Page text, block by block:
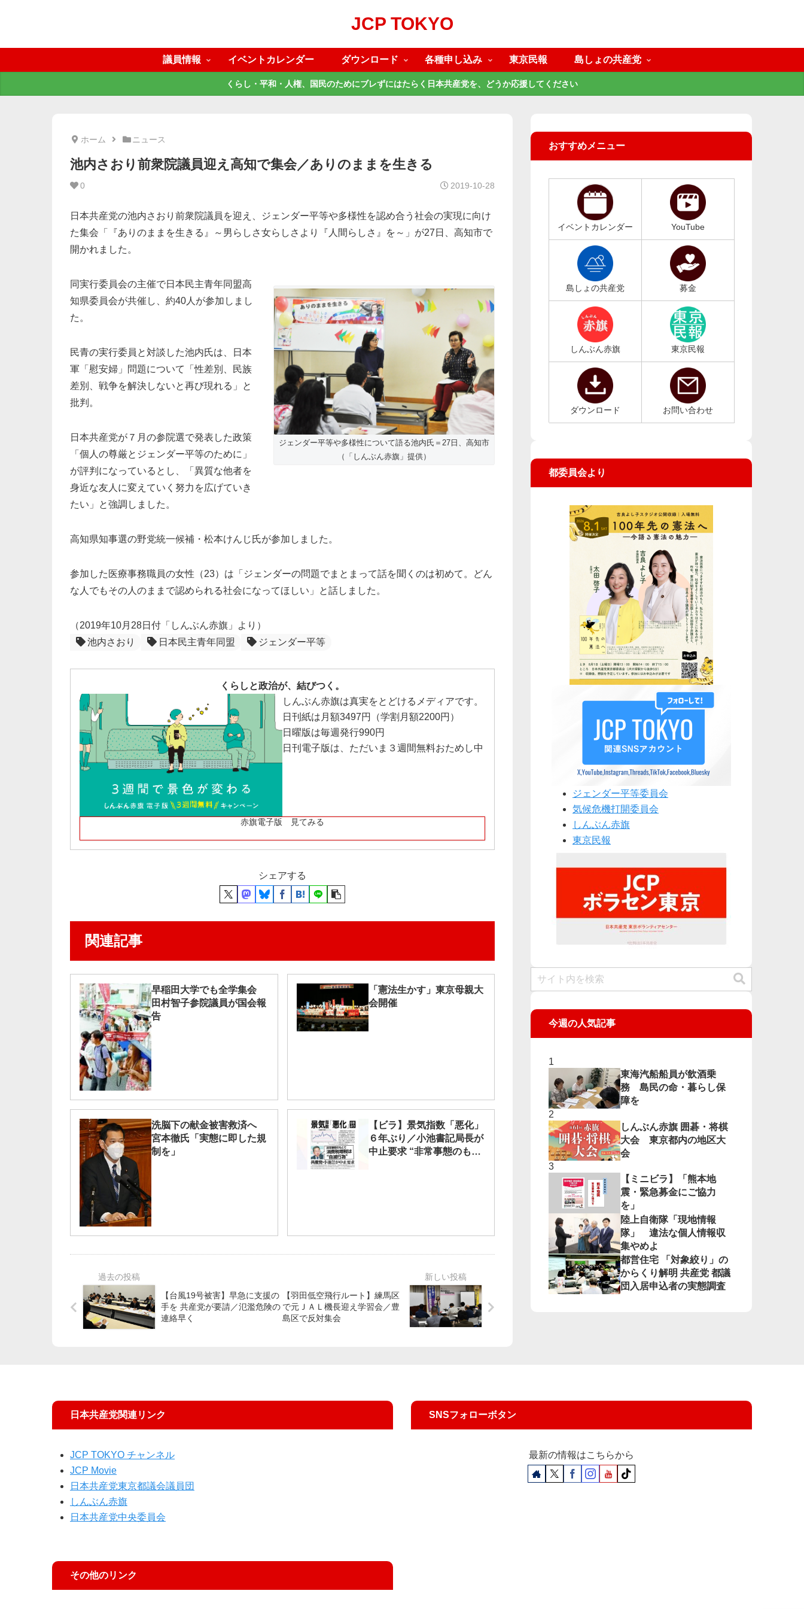
JCP TOKYO
議員情報 イベントカレンダー ダウンロード 各種申し込み 東京民報 島しょの共産党
くらし・平和・人権、国民のためにブレずにはたらく日本共産党を、どうか応援してください
ホーム ニュース
池内さおり前衆院議員迎え高知で集会／ありのままを生きる
0 2019-10-28
日本共産党の池内さおり前衆院議員を迎え、ジェンダー平等や多様性を認め合う社会の実現に向け
た集会「『ありのままを生きる』～男らしさ女らしさより『人間らしさ』を～」が27日、高知市で
開かれました。
ジェンダー平等や多様性について語る池内氏＝27日、高知市
（「しんぶん赤旗」提供）
同実行委員会の主催で日本民主青年同盟高
知県委員会が共催し、約40人が参加しまし
た。
民青の実行委員と対談した池内氏は、日本
軍「慰安婦」問題について「性差別、民族
差別、戦争を解決しないと再び現れる」と
批判。
日本共産党が７月の参院選で発表した政策
「個人の尊厳とジェンダー平等のために」
が評判になっているとし、「異質な他者を
身近な友人に変えていく努力を広げていき
たい」と強調しました。
高知県知事選の野党統一候補・松本けんじ氏が参加しました。
参加した医療事務職員の女性（23）は「ジェンダーの問題でまとまって話を聞くのは初めて。どん
な人でもその人のままで認められる社会になってほしい」と話しました。
（2019年10月28日付「しんぶん赤旗」より）
池内さおり
日本民主青年同盟 ジェンダー平等
くらしと政治が、結びつく。
しんぶん赤旗は真実をとどけるメディアです。
日刊紙は月額3497円（学割月額2200円）
日曜版は毎週発行990円
日刊電子版は、ただいま３週間無料おためし中
赤旗電子版 見てみる
シェアする
関連記事
早稲田大学でも全学集会
田村智子参院議員が国会報
告
「憲法生かす」東京母親大
会開催
洗脳下の献金被害救済へ
宮本徹氏「実態に即した規
制を」
【ビラ】景気指数「悪化」
６年ぶり／小池書記局長が
中止要求 “非常事態のもと
【台風19号被害】早急に支援の
手を 共産党が要請／氾濫危険の
連絡早く
【羽田低空飛行ルート】練馬区
で元ＪＡＬ機長迎え学習会／豊
島区で反対集会
おすすめメニュー
イベントカレンダー YouTube
島しょの共産党 募金
しんぶん赤旗 東京民報
ダウンロード お問い合わせ
都委員会より
ジェンダー平等委員会
気候危機打開委員会
しんぶん赤旗
東京民報
今週の人気記事
東海汽船船員が飲酒乗
務 島民の命・暮らし保
障を
しんぶん赤旗 囲碁・将棋
大会 東京都内の地区大
会
【ミニビラ】「熊本地
震・緊急募金にご協力
を」
陸上自衛隊「現地情報
隊」 違法な個人情報収
集やめよ
都営住宅 「対象絞り」の
からくり解明 共産党 都議
団入居申込者の実態調査
日本共産党関連リンク
JCP TOKYO チャンネル
JCP Movie
日本共産党東京都議会議員団
しんぶん赤旗
日本共産党中央委員会
その他のリンク
SNSフォローボタン
最新の情報はこちらから